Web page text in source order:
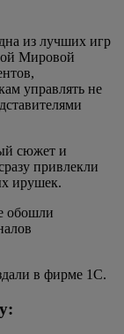
из лучших игр
Мировой
управлять не
сюжет и
привлекли
ирушек.
обошли
в фирме 1С.